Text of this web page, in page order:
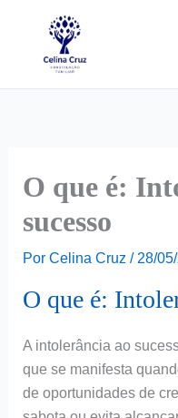
O que é:
sucesso
Por Celina Cruz / 28/
O que é:
A intolerância ao
que se manifesta
de oportunidades de